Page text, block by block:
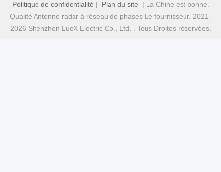
Politique de confidentialité | Plan du site | La Chine est bonne.
Qualité Antenne radar à réseau de phases Le fournisseur. 2021-
2026 Shenzhen LuoX Electric Co., Ltd. . Tous Droites réservées.